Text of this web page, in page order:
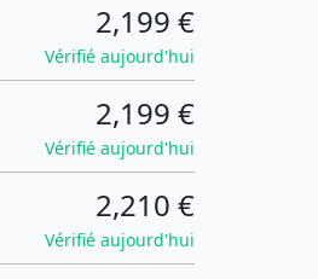
2,199 €
Vérifié aujourd'hui
2,199 €
Vérifié aujourd'hui
2,210 €
Vérifié aujourd'hui